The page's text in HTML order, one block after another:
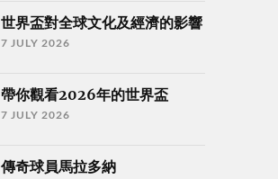
世界盃對全球文化及經濟的影響
7 JULY 2026
帶你觀看2026年的世界盃
7 JULY 2026
傳奇球員馬拉多納